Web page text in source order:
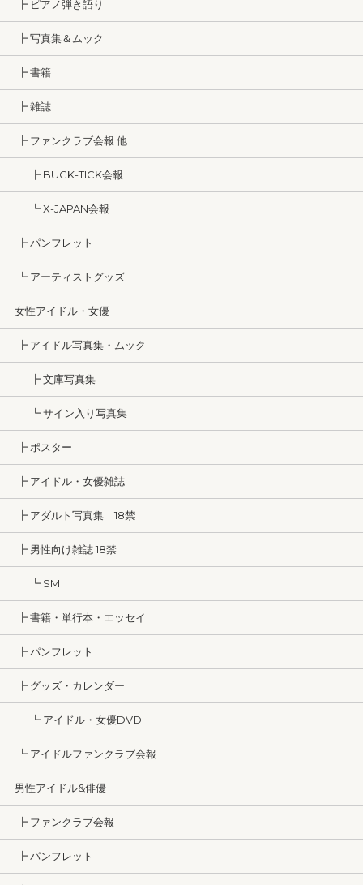
┣ ピアノ弾き語り
┣ 写真集＆ムック
┣ 書籍
┣ 雑誌
┣ ファンクラブ会報 他
┣ BUCK-TICK会報
┗ X-JAPAN会報
┣ パンフレット
┗ アーティストグッズ
女性アイドル・女優
┣ アイドル写真集・ムック
┣ 文庫写真集
┗ サイン入り写真集
┣ ポスター
┣ アイドル・女優雑誌
┣ アダルト写真集 18禁
┣ 男性向け雑誌 18禁
┗ SM
┣ 書籍・単行本・エッセイ
┣ パンフレット
┣ グッズ・カレンダー
┗ アイドル・女優DVD
┗ アイドルファンクラブ会報
男性アイドル&俳優
┣ ファンクラブ会報
┣ パンフレット